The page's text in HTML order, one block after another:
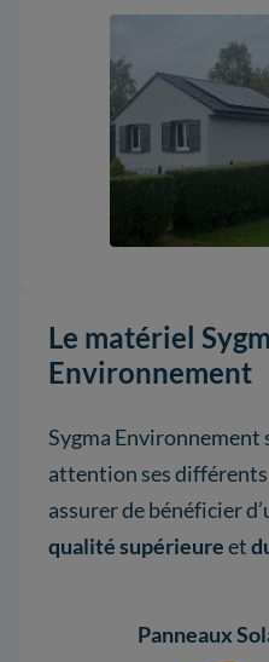
Le matériel
Environnement
Sygma Environnement
attention ses différents
assurer de bénéficier
qualitésupérieureet
Panneaux